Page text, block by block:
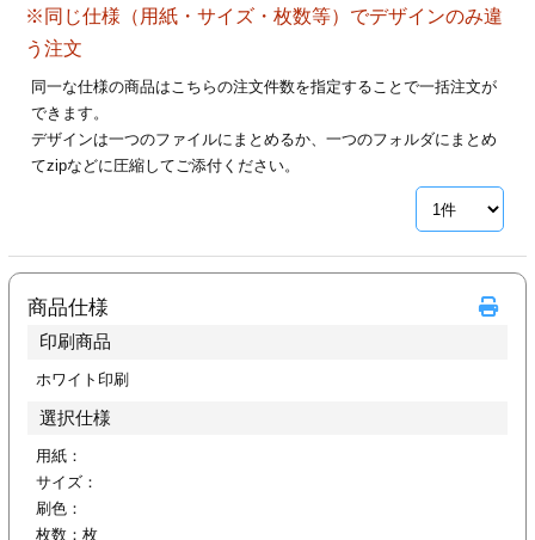
ード印刷
刷
印刷
フォルダー
ファイル印刷
印刷
形マル型
印刷
名刺印刷
印刷
ムカード印刷
ード印刷
28
29 30
・・休業日
※同じ仕様（用紙・サイズ・枚数等）でデザインのみ違
う注文
同一な仕様の商品はこちらの注文件数を指定することで一括注文が
できます。
デザインは一つのファイルにまとめるか、一つのフォルダにまとめ
てzipなどに圧縮してご添付ください。
商品仕様
印刷商品
ホワイト印刷
選択仕様
用紙：
サイズ：
刷色：
枚数： 枚